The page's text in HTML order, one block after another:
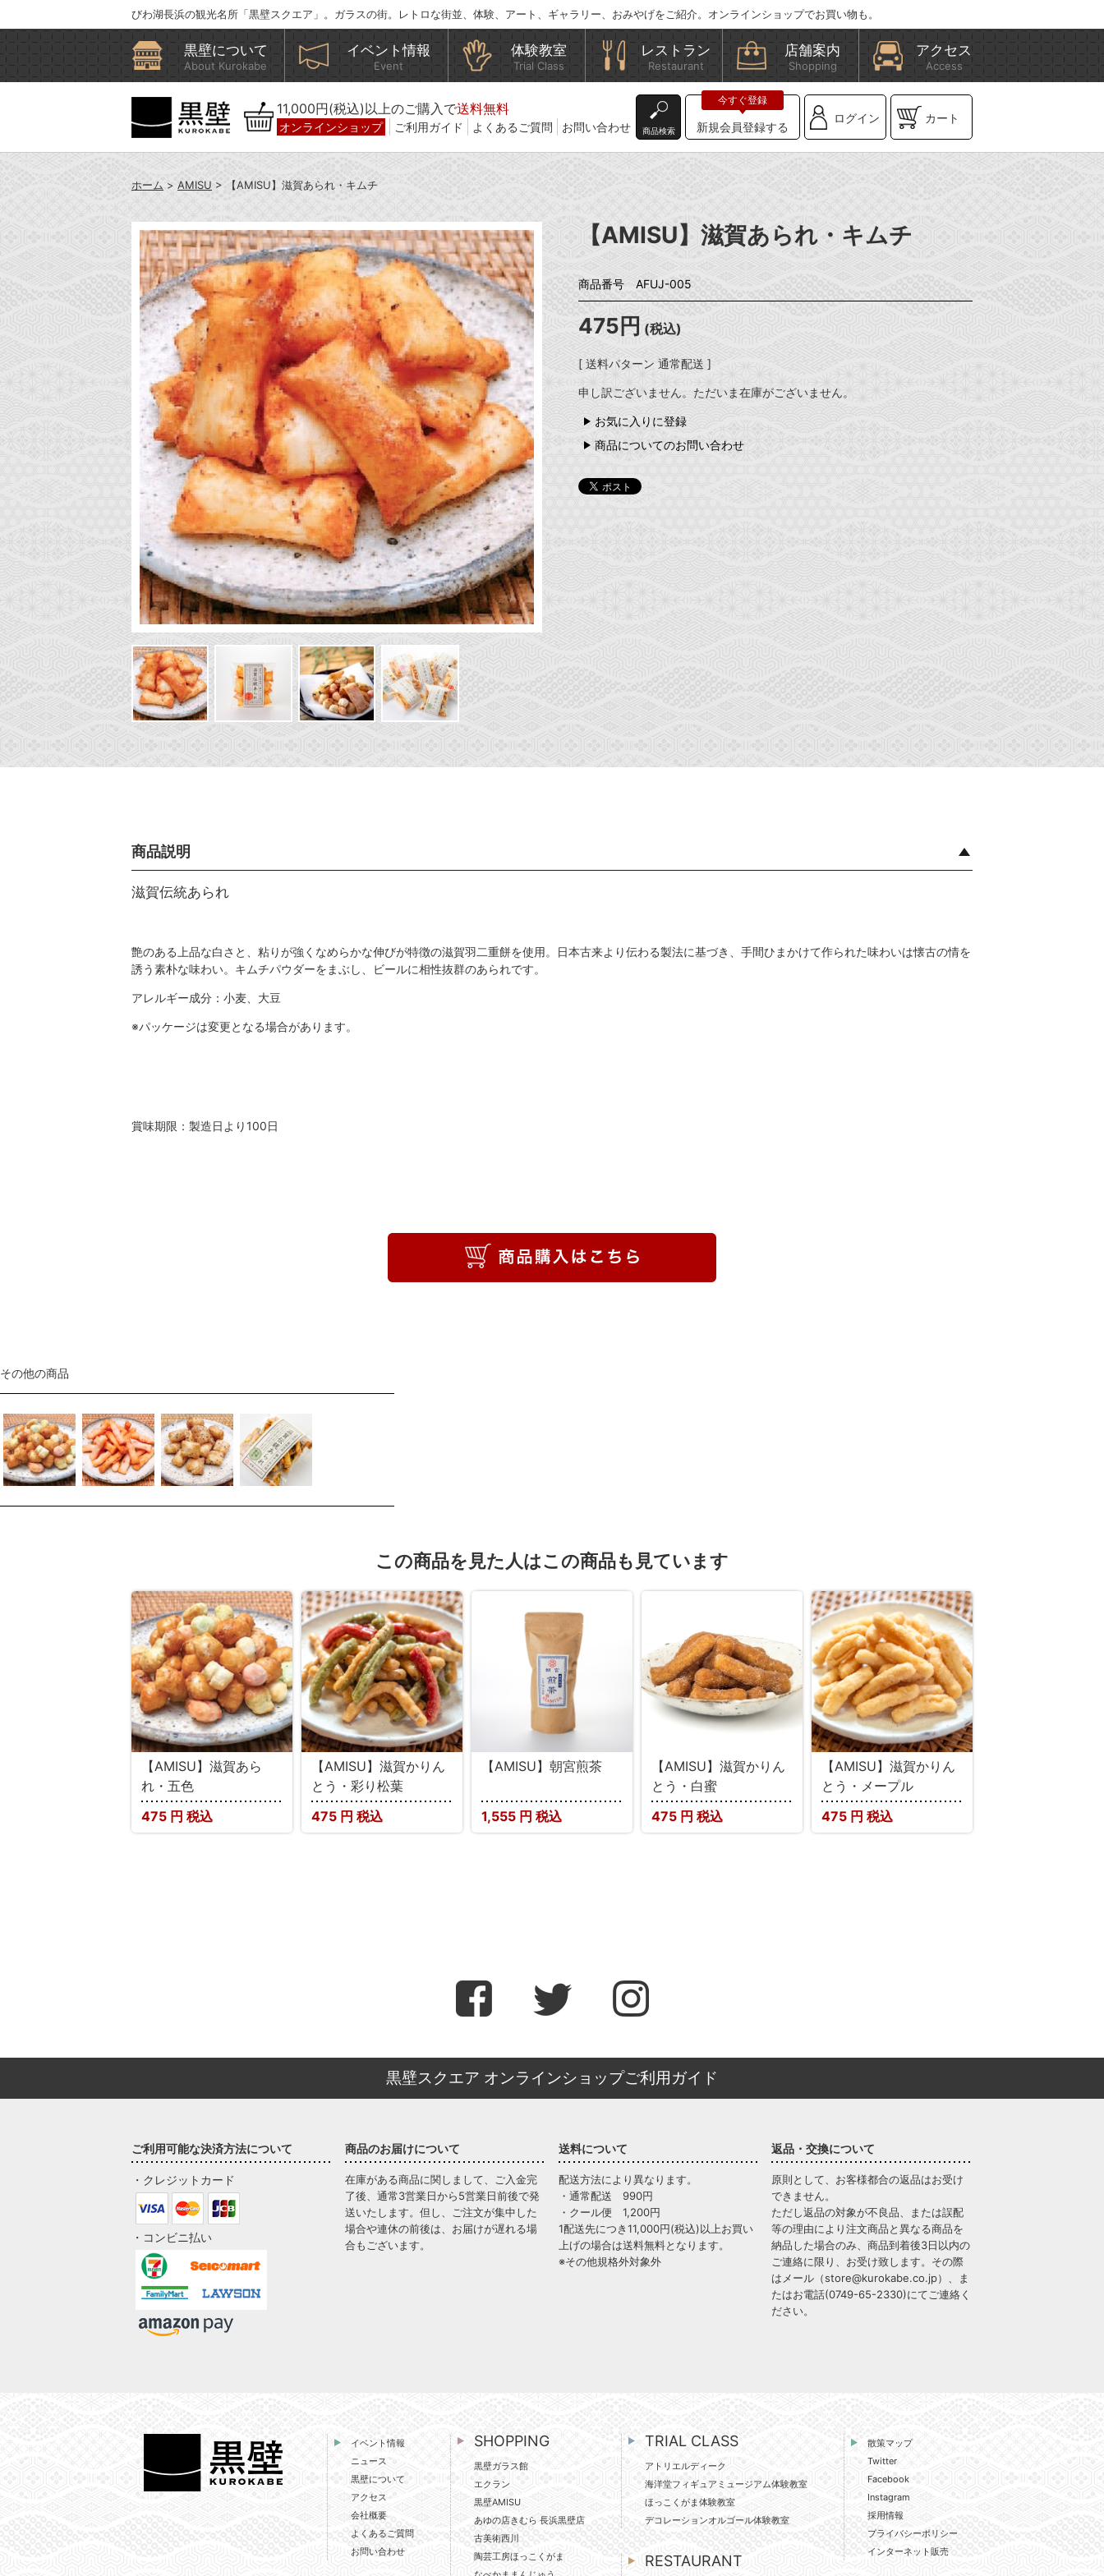
びわ湖長浜の観光名所「黒壁スクエア」。ガラスの街。レトロな街並、体験、アート、ギャラリー、おみやげをご紹介。オンラインショップでお買い物も。
黒壁について
About Kurokabe
イベント情報
Event
体験教室
Trial Class
レストラン
Restaurant
店舗案内
Shopping
アクセス
Access
11,000円(税込)以上のご購入で送料無料
オンラインショップ ご利用ガイド よくあるご質問 お問い合わせ 商品検索 新規会員登録する
ログイン カート
ホーム > AMISU > 【AMISU】滋賀あられ・キムチ
【AMISU】滋賀あられ・キムチ
商品番号 AFUJ-005
475円 (税込)
[ 送料パターン 通常配送 ]
申し訳ございません。ただいま在庫がございません。
お気に入りに登録
商品についてのお問い合わせ
商品説明
滋賀伝統あられ
艶のある上品な白さと、粘りが強くなめらかな伸びが特徴の滋賀羽二重餅を使用。日本古来より伝わる製法に基づき、手間ひまかけて作られた味わいは懐古の情を
誘う素朴な味わい。キムチパウダーをまぶし、ビールに相性抜群のあられです。
アレルギー成分：小麦、大豆
※パッケージは変更となる場合があります。
賞味期限：製造日より100日
その他の商品
この商品を見た人はこの商品も見ています
【AMISU】滋賀あら
れ・五色
475 円 税込
【AMISU】滋賀かりん
とう・彩り松葉
475 円 税込
【AMISU】朝宮煎茶
1,555 円 税込
【AMISU】滋賀かりん
とう・白蜜
475 円 税込
【AMISU】滋賀かりん
とう・メープル
475 円 税込
黒壁スクエア オンラインショップご利用ガイド
ご利用可能な決済方法について
・クレジットカード
・コンビニ払い
商品のお届けについて
在庫がある商品に関しまして、ご入金完
了後、通常3営業日から5営業日前後で発
送いたします。但し、ご注文が集中した
場合や連休の前後は、お届けが遅れる場
合もございます。
送料について
配送方法により異なります。
・通常配送 990円
・クール便 1,200円
1配送先につき11,000円(税込)以上お買い
上げの場合は送料無料となります。
※その他規格外対象外
返品・交換について
原則として、お客様都合の返品はお受け
できません。
ただし返品の対象が不良品、または誤配
等の理由により注文商品と異なる商品を
納品した場合のみ、商品到着後3日以内の
ご連絡に限り、お受け致します。その際
はメール（store@kurokabe.co.jp）、ま
たはお電話(0749-65-2330)にてご連絡く
ださい。
イベント情報
ニュース
黒壁について
アクセス
会社概要
よくあるご質問
お問い合わせ
SHOPPING
黒壁ガラス館
エクラン
黒壁AMISU
あゆの店きむら 長浜黒壁店
古美術西川
陶芸工房ほっこくがま
TRIAL CLASS
アトリエルディーク
海洋堂フィギュアミュージアム体験教室
ほっこくがま体験教室
デコレーションオルゴール体験教室
RESTAURANT
散策マップ
Twitter
Facebook
Instagram
採用情報
プライバシーポリシー
インターネット販売